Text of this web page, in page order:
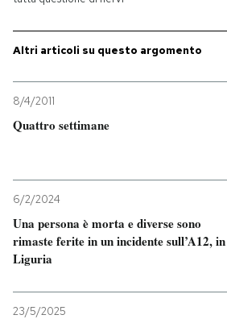
I MIEI PREFERITI
SHOP
Entra
Altri articoli su questo argomento
8/4/2011
Quattro settimane
6/2/2024
Una persona è morta e diverse sono
rimaste ferite in un incidente sull’A12, in
Liguria
23/5/2025